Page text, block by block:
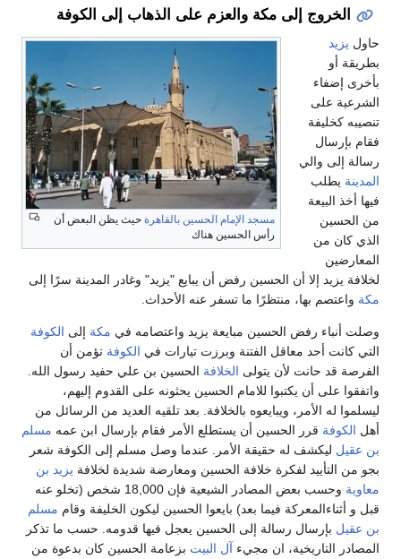
الخروج إلى مكة والعزم على الذهاب إلى الكوفة
مسجد الإمام الحسين بالقاهرة حيث يظن البعض أن
رأس الحسين هناك
حاول يزيد
بطريقة أو
بأخرى إضفاء
الشرعية على
تنصيبه كخليفة
فقام بإرسال
رسالة إلى والي
المدينة يطلب
فيها أخذ البيعة
من الحسين
الذي كان من
المعارضين
لخلافة يزيد إلا أن الحسين رفض أن يبايع "يزيد" وغادر المدينة سرًا إلى
مكة واعتصم بها، منتظرًا ما تسفر عنه الأحداث.
وصلت أنباء رفض الحسين مبايعة يزيد واعتصامه في مكة إلى الكوفة
التي كانت أحد معاقل الفتنة وبرزت تيارات في الكوفة تؤمن أن
الفرصة قد حانت لأن يتولى الخلافة الحسين بن علي حفيد رسول الله.
واتفقوا على أن يكتبوا للامام الحسين يحثونه على القدوم إليهم،
ليسلموا له الأمر، ويبايعوه بالخلافة. بعد تلقيه العديد من الرسائل من
أهل الكوفة قرر الحسين أن يستطلع الأمر فقام بإرسال ابن عمه مسلم
بن عقيل ليكشف له حقيقة الأمر. عندما وصل مسلم إلى الكوفة شعر
بجو من التأييد لفكرة خلافة الحسين ومعارضة شديدة لخلافة يزيد بن
معاوية
وحسب بعض المصادر الشيعية فإن 18,000 شخص (تخلو عنه
قبل و أثناءالمعركة فيما بعد) بايعوا الحسين ليكون الخليفة وقام مسلم
بن عقيل بإرسال رسالة إلى الحسين يعجل فيها قدومه. حسب ما تذكر
المصادر التاريخية، ان مجيء آل البيت بزعامة الحسين كان بدعوة من